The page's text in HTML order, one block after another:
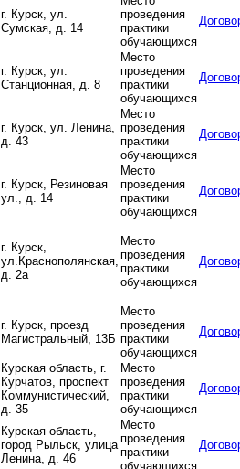
г. Курск, ул.
Сумская, д. 14
проведения
практики
обучающихся
г. Курск, ул.
Станционная, д. 8
Место
проведения
практики
обучающихся
г. Курск, ул. Ленина,
д. 43
Место
проведения
практики
обучающихся
г. Курск, Резиновая
ул., д. 14
Место
проведения
практики
обучающихся
г. Курск,
ул.Краснополянская,
д. 2а
Место
проведения
практики
обучающихся
г. Курск, проезд
Магистральный, 13Б
Место
проведения
практики
обучающихся
Курская область, г.
Курчатов, проспект
Коммунистический,
д. 35
Место
проведения
практики
обучающихся
Курская область,
город Рыльск, улица
Ленина, д. 46
Место
проведения
практики
обучающихся